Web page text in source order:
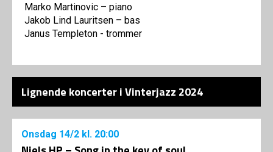
Marko Martinovic – piano
Jakob Lind Lauritsen – bas
Janus Templeton - trommer
Lignende koncerter i Vinterjazz 2024
Onsdag 14/2 kl. 20:00